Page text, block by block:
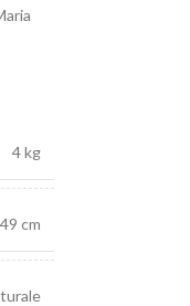
4 kg
cm